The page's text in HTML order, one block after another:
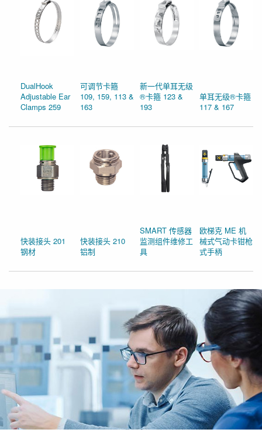
DualHook
Adjustable Ear
Clamps 259
可调节卡箍
109, 159, 113 &
163
新一代单耳无级
®卡箍 123 &
193
单耳无级®卡箍
117 & 167
快装接头 201
钢材
快装接头 210
铝制
SMART 传感器
监测组件维修工
具
欧梯克 ME 机
械式气动卡钳枪
式手柄